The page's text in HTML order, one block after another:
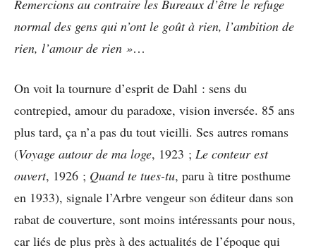
Remercions au contraire les Bureaux d’être le refuge
normal des gens qui n’ont le goût à rien, l’ambition de
rien, l’amour de rien »…
On voit la tournure d’esprit de Dahl : sens du
contrepied, amour du paradoxe, vision inversée. 85 ans
plus tard, ça n’a pas du tout vieilli. Ses autres romans
(Voyage autour de ma loge, 1923 ; Le conteur est
ouvert, 1926 ; Quand te tues-tu, paru à titre posthume
en 1933), signale l’Arbre vengeur son éditeur dans son
rabat de couverture, sont moins intéressants pour nous,
car liés de plus près à des actualités de l’époque qui